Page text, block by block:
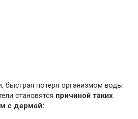
быстрая потеря организмом воды
становятся причиной таких
с дермой: